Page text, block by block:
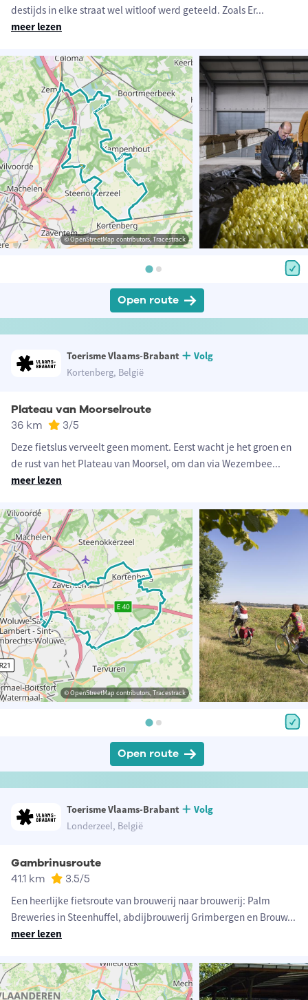
destijds in elke straat wel witloof werd geteeld. Zoals Er...
meer lezen
© OpenStreetMap contributors, Tracestrack
Open route
Toerisme Vlaams-Brabant
Volg
Kortenberg, België
Plateau van Moorselroute
36 km 3/5
Deze fietslus verveelt geen moment. Eerst wacht je het groen en
de rust van het Plateau van Moorsel, om dan via Wezembee...
meer lezen
© OpenStreetMap contributors, Tracestrack
Open route
Toerisme Vlaams-Brabant
Volg
Londerzeel, België
Gambrinusroute
41.1 km 3.5/5
Een heerlijke fietsroute van brouwerij naar brouwerij: Palm
Breweries in Steenhuffel, abdijbrouwerij Grimbergen en Brouw...
meer lezen